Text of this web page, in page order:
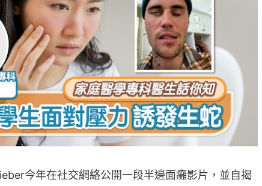
今年在社交網絡公開一段半邊面癱影片，並自揭